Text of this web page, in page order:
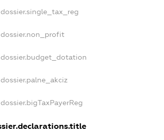
dossier.single_tax_reg
dossier.non_profit
dossier.budget_dotation
dossier.palne_akciz
dossier.bigTaxPayerReg